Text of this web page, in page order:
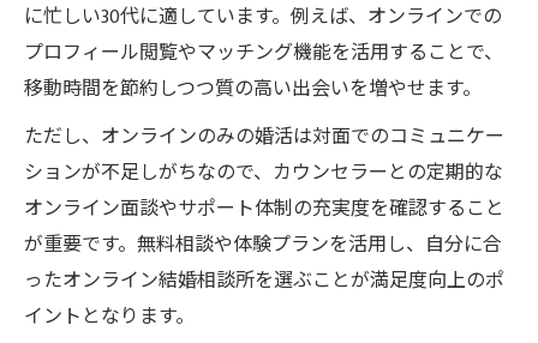
に忙しい30代に適しています。例えば、オンラインでの
プロフィール閲覧やマッチング機能を活用することで、
移動時間を節約しつつ質の高い出会いを増やせます。
ただし、オンラインのみの婚活は対面でのコミュニケー
ションが不足しがちなので、カウンセラーとの定期的な
オンライン面談やサポート体制の充実度を確認すること
が重要です。無料相談や体験プランを活用し、自分に合
ったオンライン結婚相談所を選ぶことが満足度向上のポ
イントとなります。